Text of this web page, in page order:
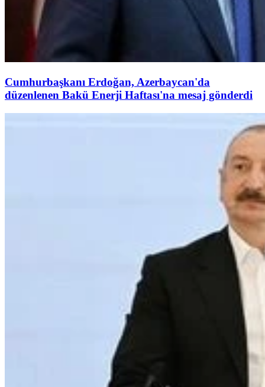
Cumhurbaşkanı Erdoğan, Azerbaycan'da
düzenlenen Bakü Enerji Haftası'na mesaj gönderdi